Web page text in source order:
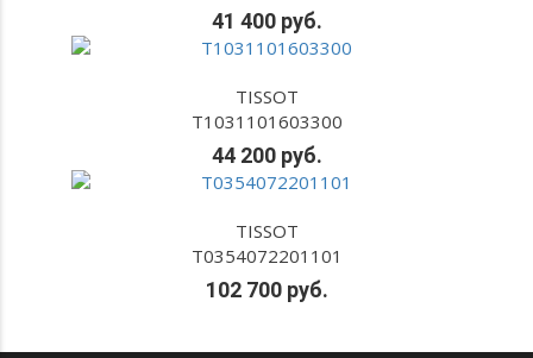
41 400 руб.
TISSOT
T1031101603300
44 200 руб.
TISSOT
T0354072201101
102 700 руб.